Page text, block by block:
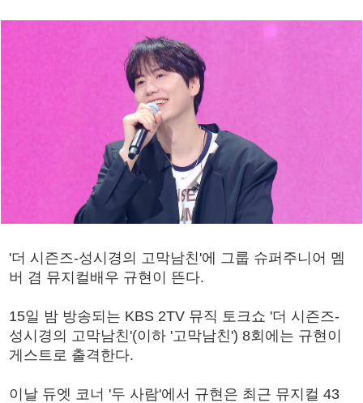
'더 시즌즈-성시경의 고막남친'에 그룹 슈퍼주니어 멤
버 겸 뮤지컬배우 규현이 뜬다.
15일 밤 방송되는 KBS 2TV 뮤직 토크쇼 '더 시즌즈-
성시경의 고막남친'(이하 '고막남친') 8회에는 규현이
게스트로 출격한다.
이날 듀엣 코너 '두 사람'에서 규현은 최근 뮤지컬 43